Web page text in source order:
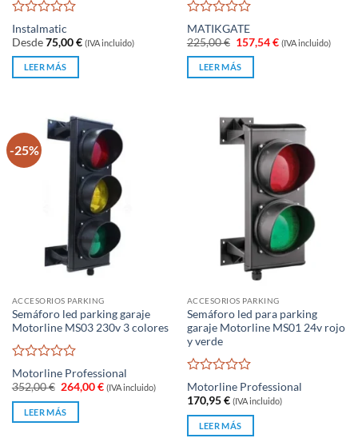
Valorado
con
0
5
Instalmatic
Desde 75,00€ (IVA incluido)
LEER MÁS
Valorado
con
0
5
MATIKGATE
225,00€ El
precio
original
era:
225,00 €.
157,54€El
precio
(IVA incluido)
LEER MÁS
-25%
ACCESORIOS PARKING
Semáforo led parking garaje
Motorline MS03 230v 3 colores
Valorado
con
0
5
Motorline Professional
352,00€ El
precio
original
era:
264,00€El
precio
(IVA incluido)
LEER MÁS
ACCESORIOS PARKING
Semáforo led para parking
garaje Motorline MS01 24v rojo
y verde
Valorado
con
0
5
Motorline Professional
170,95€ (IVA incluido)
LEER MÁS